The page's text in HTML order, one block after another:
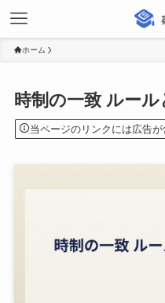
ホーム
時制の一致 ルー
当ページのリンクには広告が